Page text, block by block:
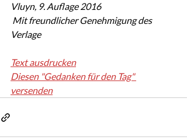
Vluyn, 9. Auflage 2016
Verlage
Text ausdrucken
Diesen "Gedanken für den Tag"
versenden